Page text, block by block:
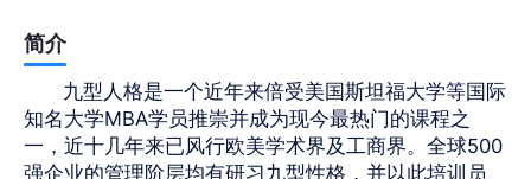
简介
九型人格是一个近年来倍受美国斯坦福大学等国际
知名大学MBA学员推崇并成为现今最热门的课程之
一，近十几年来已风行欧美学术界及工商界。全球500
强企业的管理阶层均有研习九型性格，并以此培训员